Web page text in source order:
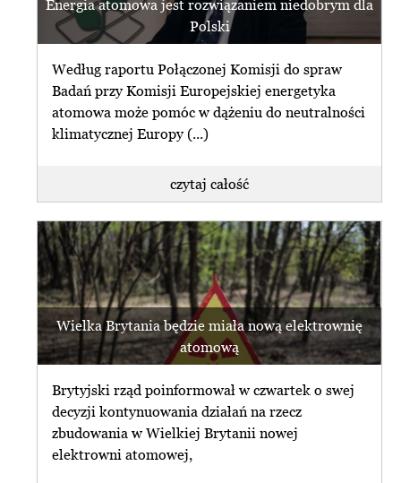
Energia atomowa jest rozwiązaniem niedobrym dla
Polski
Według raportu Połączonej Komisji do spraw
Badań przy Komisji Europejskiej energetyka
atomowa może pomóc w dążeniu do neutralności
klimatycznej Europy (...)
czytaj całość
Wielka Brytania będzie miała nową elektrownię
atomową
Brytyjski rząd poinformował w czwartek o swej
decyzji kontynuowania działań na rzecz
zbudowania w Wielkiej Brytanii nowej
elektrowni atomowej,